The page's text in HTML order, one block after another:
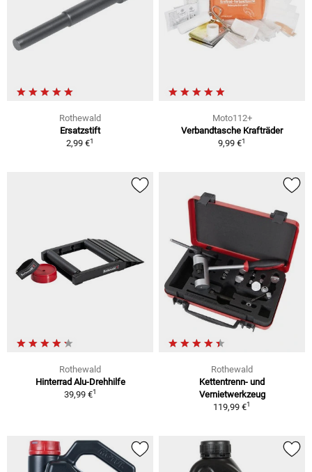
Rothewald
Ersatzstift
2,99 €1
Moto112+
Verbandtasche Krafträder
9,99 €1
Rothewald
Hinterrad Alu-Drehhilfe
39,99 €1
Rothewald
Kettentrenn- und
Vernietwerkzeug
119,99 €1